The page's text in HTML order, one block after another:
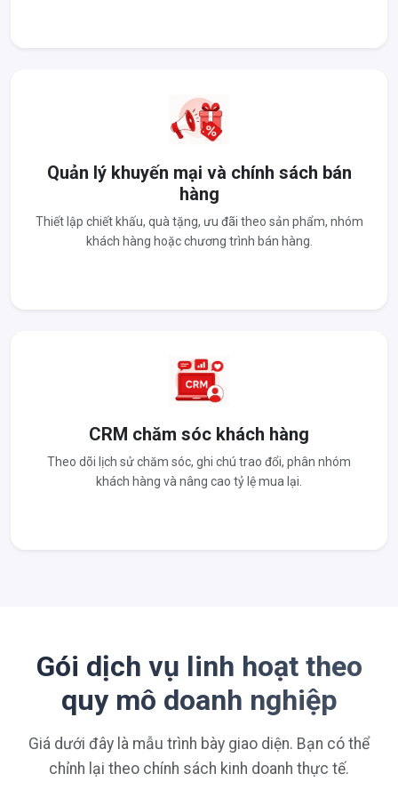
Quản lý khuyến mại và chính sách bán
hàng
Thiết lập chiết khấu, quà tặng, ưu đãi theo sản phẩm, nhóm
khách hàng hoặc chương trình bán hàng.
CRM chăm sóc khách hàng
Theo dõi lịch sử chăm sóc, ghi chú trao đổi, phân nhóm
khách hàng và nâng cao tỷ lệ mua lại.
Gói dịch vụ linh hoạt theo
quy mô doanh nghiệp
Giá dưới đây là mẫu trình bày giao diện. Bạn có thể
chỉnh lại theo chính sách kinh doanh thực tế.